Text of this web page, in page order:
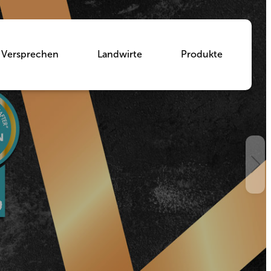
Versprechen Landwirte Produkte